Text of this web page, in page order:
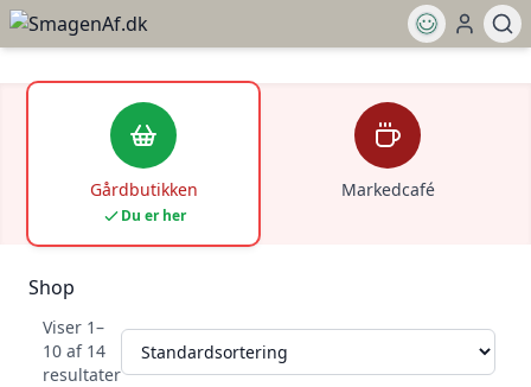
Gårdbutikken
Du er her
Markedcafé
Shop
Viser 1–
10 af 14
resultater